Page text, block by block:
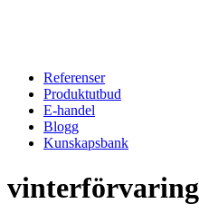
Referenser
Produktutbud
E-handel
Blogg
Kunskapsbank
vinterförvaring